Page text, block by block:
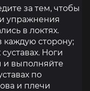
за тем, чтобы
упражнения
в локтях.
сторону;
Ноги
и выполняйте
по
и плечи